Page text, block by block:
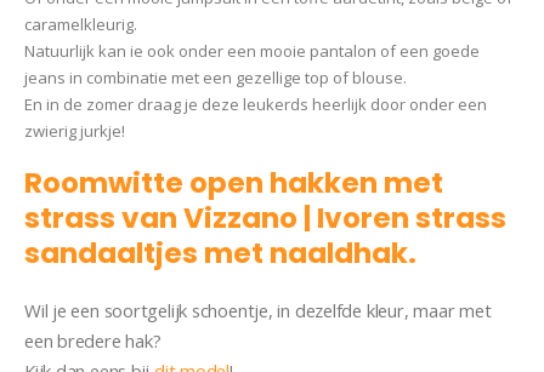
caramelkleurig.
Natuurlijk kan ie ook onder een mooie pantalon of een goede
jeans in combinatie met een gezellige top of blouse.
En in de zomer draag je deze leukerds heerlijk door onder een
zwierig jurkje!
Roomwitte open hakken met
strass van Vizzano | Ivoren strass
sandaaltjes met naaldhak.
Wil je een soortgelijk schoentje, in dezelfde kleur, maar met
een bredere hak?